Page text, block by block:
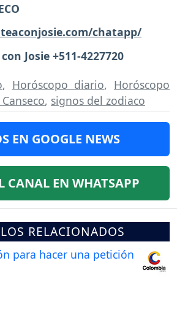
chatapp/
Josie +511-4227720
, Horóscopo diario, Horóscopo
, signos del zodiaco
EN GOOGLE NEWS
CANAL EN WHATSAPP
RELACIONADOS